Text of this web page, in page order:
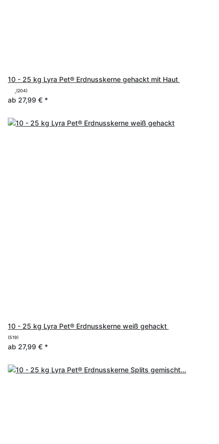
10 - 25 kg Lyra Pet® Erdnusskerne gehackt mit Haut
(204)
ab 27,99 € *
10 - 25 kg Lyra Pet® Erdnusskerne weiß gehackt
(519)
ab 27,99 € *